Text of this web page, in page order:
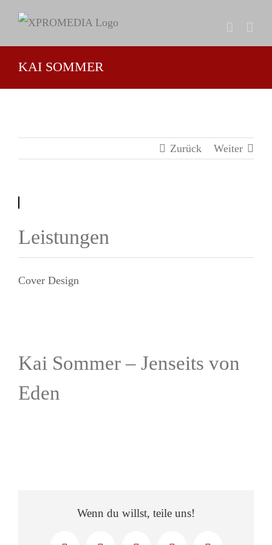
Zum
KAI SOMMER
Zurück Weiter
Leistungen
Cover Design
Kai Sommer – Jenseits von
Eden
Wenn du willst, teile uns!